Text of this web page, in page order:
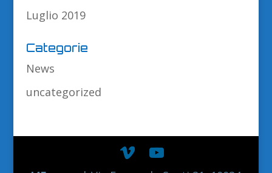
Luglio 2019
Categorie
News
uncategorized